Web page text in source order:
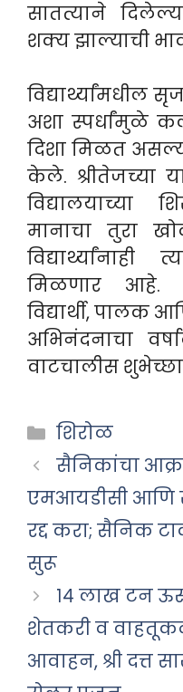
सातत्याने
शक्य झाल्याची
विद्यार्थ्यांमधील
अशा स्पर्धांमुळे
दिशा मिळत
केले. श्रीतेजच्या
मानाचा तुरा
मिळणार आहे.
विद्यार्थी, पालक
अभिनंदनाचा
वाटचालीस
Categories
शिरोळ
सैनिकांचा
एमआयडीसी आणि
रद्द करा; सैनिक
सुरू
१४ लाख टन ऊस
शेतकरी व
आवाहन, श्री दत्त